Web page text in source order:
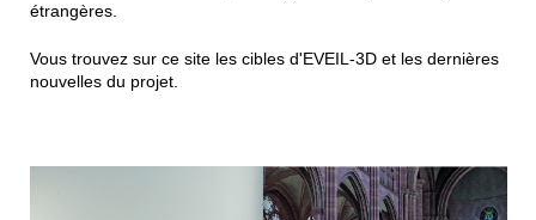
étrangères.
Vous trouvez sur ce site les cibles d'EVEIL-3D et les dernières
nouvelles du projet.